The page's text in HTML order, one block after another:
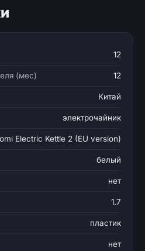
12
(мес) 12
Китай
электрочайник
Electric Kettle 2 (EU version)
белый
нет
1.7
пластик
нет